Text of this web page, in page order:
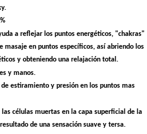
a reflejar los puntos energéticos, "chakras"
masaje en puntos específicos, así abriendo los
y obteniendo una relajación total.
y manos.
de estiramiento y presión en los puntos mas
las células muertas en la capa superficial de la
de una sensación suave y tersa.